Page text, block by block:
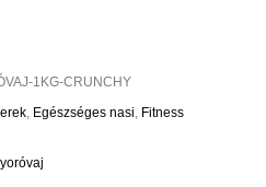
1KG-CRUNCHY
, Egészséges nasi, Fitness